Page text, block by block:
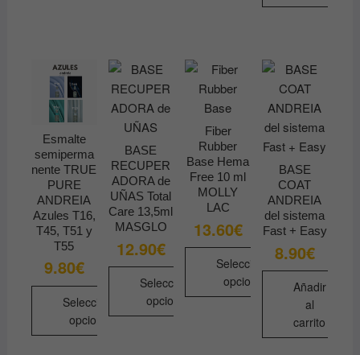
múltiples
variantes.
Las
opciones
se
pueden
elegir
en
la
página
de
producto
Esmalte
semiperma
nente TRUE
PURE
ANDREIA
Azules T16,
T45, T51 y
T55
9.80€
Seleccionar
opciones
BASE
RECUPER
ADORA de
UÑAS Total
Care 13,5ml
MASGLO
12.90€
Seleccionar
opciones
Fiber
Rubber
Base Hema
Free 10 ml
MOLLY
LAC
13.60€
Seleccionar
opciones
BASE
COAT
ANDREIA
del sistema
Fast + Easy
8.90€
Añadir
al
carrito